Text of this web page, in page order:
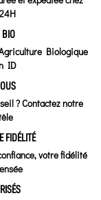
BIO
Biologique
ID
? Contactez notre
FIDÉLITÉ
votre fidélité